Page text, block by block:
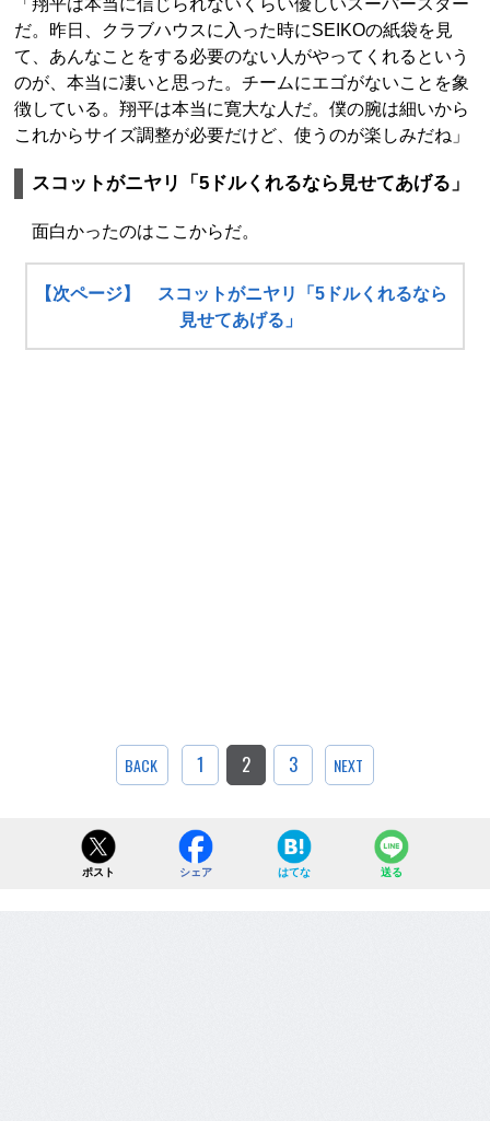
「翔平は本当に信じられないくらい優しいスーパースター
だ。昨日、クラブハウスに入った時にSEIKOの紙袋を見
て、あんなことをする必要のない人がやってくれるという
のが、本当に凄いと思った。チームにエゴがないことを象
徴している。翔平は本当に寛大な人だ。僕の腕は細いから
これからサイズ調整が必要だけど、使うのが楽しみだね」
スコットがニヤリ「5ドルくれるなら見せてあげる」
面白かったのはここからだ。
【次ページ】 スコットがニヤリ「5ドルくれるなら
見せてあげる」
BACK 1 2 3 NEXT
ポスト シェア はてな 送る